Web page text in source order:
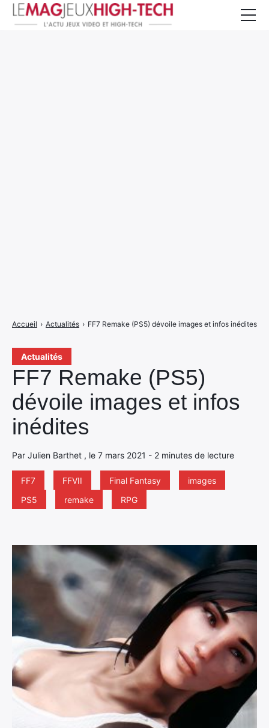
Actualités
FF7 Remake (PS5)
dévoile images et infos
inédites
Par Julien Barthet , le 7 mars 2021 - 2 minutes de lecture
FF7 FFVII Final Fantasy
images
PS5
remake RPG
Accueil › Actualités › FF7 Remake (PS5) dévoile images et infos inédites